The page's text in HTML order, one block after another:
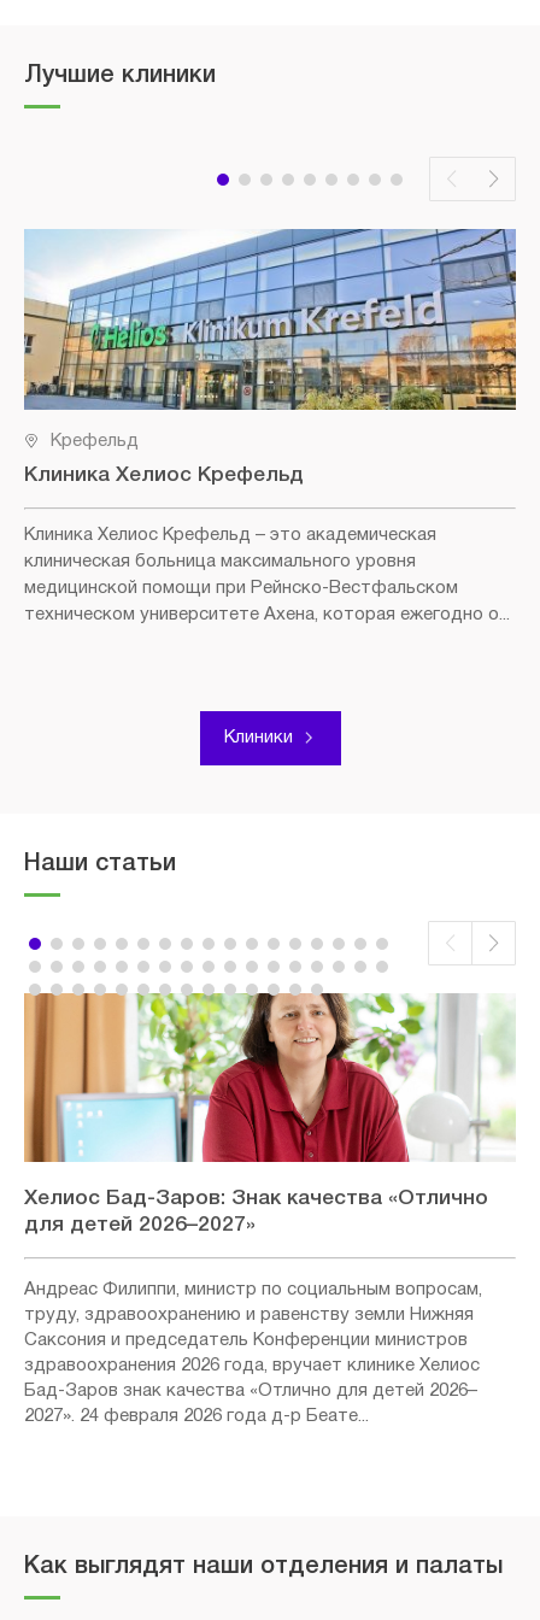
Лучшие клиники
Крефельд
Клиника Хелиос Крефельд
Клиника Хелиос Крефельд – это академическая
клиническая больница максимального уровня
медицинской помощи при Рейнско-Вестфальском
техническом университете Ахена, которая ежегодно о...
Клиники
Наши статьи
Хелиос Бад-Заров: Знак качества «Отлично
для детей 2026–2027»
Андреас Филиппи, министр по социальным вопросам,
труду, здравоохранению и равенству земли Нижняя
Саксония и председатель Конференции министров
здравоохранения 2026 года, вручает клинике Хелиос
Бад-Заров знак качества «Отлично для детей 2026–
2027». 24 февраля 2026 года д-р Беате...
Как выглядят наши отделения и палаты